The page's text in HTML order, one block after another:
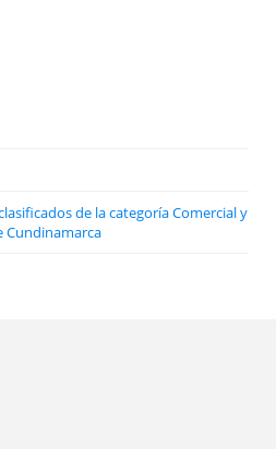
de la categoría Comercial y
Cundinamarca